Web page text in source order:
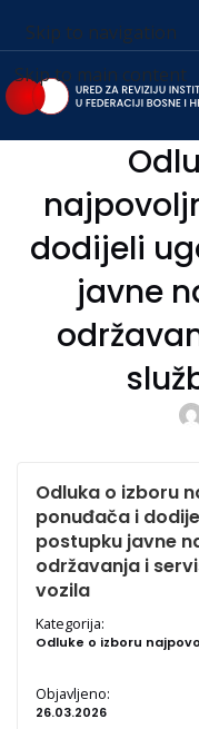
Skip to navigation
Skip to main content
dodijeli
javne
Odluka o izboru
ponuđača i
postupku javne
održavanja i
vozila
Kategorija:
Odluke o izboru
Objavljeno:
26.03.2026